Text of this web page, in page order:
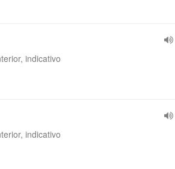
indicativo
indicativo